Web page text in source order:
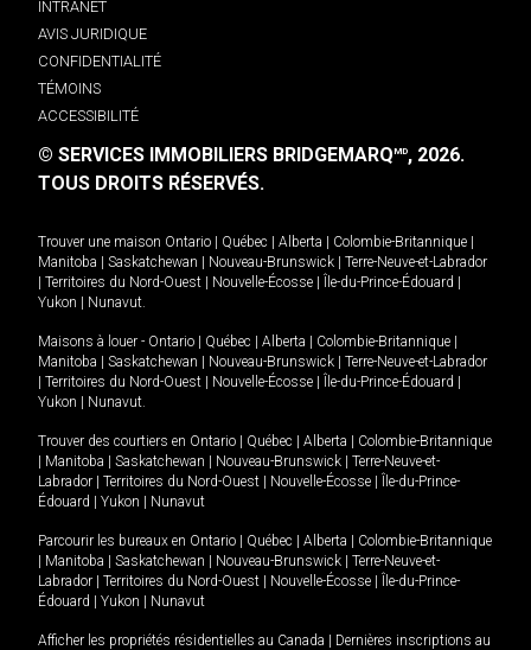
INTRANET
AVIS JURIDIQUE
CONFIDENTIALITÉ
TÉMOINS
ACCESSIBILITÉ
© SERVICES IMMOBILIERS BRIDGEMARQMD, 2026.
TOUS DROITS RÉSERVÉS.
Trouver une maison Ontario Québec Alberta Colombie-Britannique
Manitoba
Saskatchewan Nouveau-Brunswick
Terre-Neuve-et-Labrador
Territoires du Nord-Ouest Nouvelle-Écosse Île-du-Prince-Édouard
Yukon
Nunavut.
Maisons à louer - Ontario Québec Alberta Colombie-Britannique
Manitoba
Saskatchewan Nouveau-Brunswick
Terre-Neuve-et-Labrador
Territoires du Nord-Ouest Nouvelle-Écosse Île-du-Prince-Édouard
Yukon
Nunavut.
Trouver des courtiers en Ontario Québec Alberta
Colombie-Britannique
Manitoba Saskatchewan Nouveau-Brunswick
Terre-Neuve-et-
Labrador
Territoires du Nord-Ouest Nouvelle-Écosse
Île-du-Prince-
Édouard
Yukon Nunavut
Parcourir les bureaux en Ontario Québec Alberta
Colombie-Britannique
Manitoba Saskatchewan Nouveau-Brunswick
Terre-Neuve-et-
Labrador
Territoires du Nord-Ouest Nouvelle-Écosse
Île-du-Prince-
Édouard
Yukon Nunavut
Afficher les propriétés résidentielles au Canada
Dernières inscriptions au